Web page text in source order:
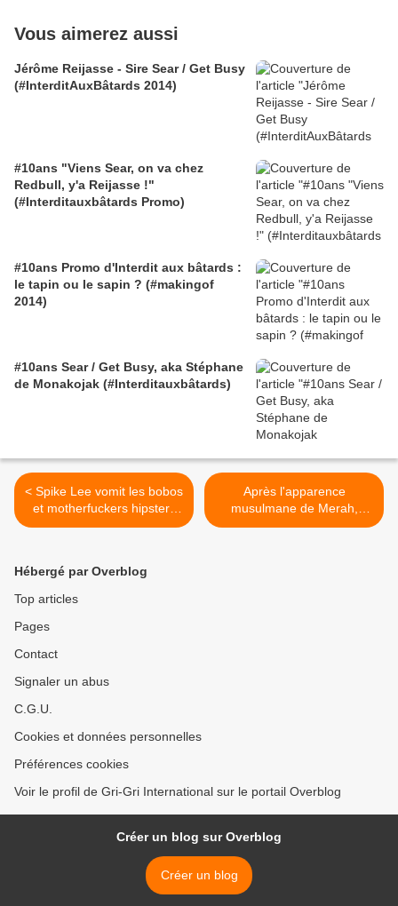
Vous aimerez aussi
Jérôme Reijasse - Sire Sear / Get Busy
(#InterditAuxBâtards 2014)
#10ans "Viens Sear, on va chez
Redbull, y'a Reijasse !"
(#Interditauxbâtards Promo)
#10ans Promo d'Interdit aux bâtards :
le tapin ou le sapin ? (#makingof
2014)
#10ans Sear / Get Busy, aka Stéphane
de Monakojak (#Interditauxbâtards)
< Spike Lee vomit les bobos
et motherfuckers hipsters
qui ont envahi Fort Greene
Après l'apparence
musulmane de Merah,
l'origine noire de Steve
Hébergé par Overblog
Top articles
Pages
Contact
Signaler un abus
C.G.U.
Cookies et données personnelles
Préférences cookies
Voir le profil de Gri-Gri International sur le portail Overblog
Créer un blog sur Overblog
Créer un blog